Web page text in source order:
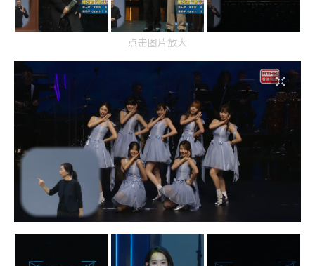
点击图片放大